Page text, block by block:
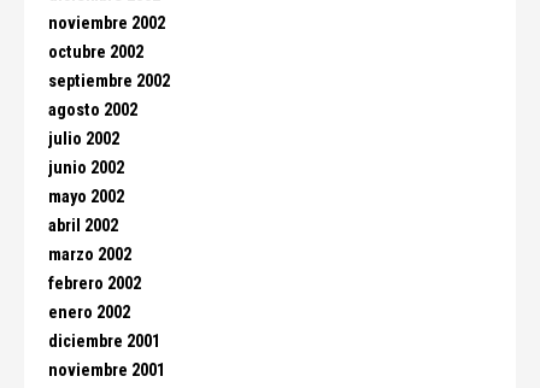
noviembre 2002
octubre 2002
septiembre 2002
agosto 2002
julio 2002
junio 2002
mayo 2002
abril 2002
marzo 2002
febrero 2002
enero 2002
diciembre 2001
noviembre 2001